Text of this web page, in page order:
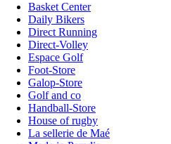
Basket Center
Daily Bikers
Direct Running
Direct-Volley
Espace Golf
Foot-Store
Galop-Store
Golf and co
Handball-Store
House of rugby
La sellerie de Maé